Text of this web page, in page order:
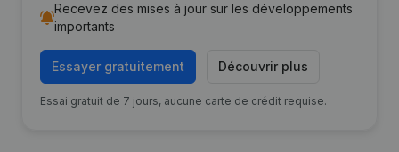
Recevez des mises à jour sur les développements
importants
Essayer gratuitement Découvrir plus
Essai gratuit de 7 jours, aucune carte de crédit requise.